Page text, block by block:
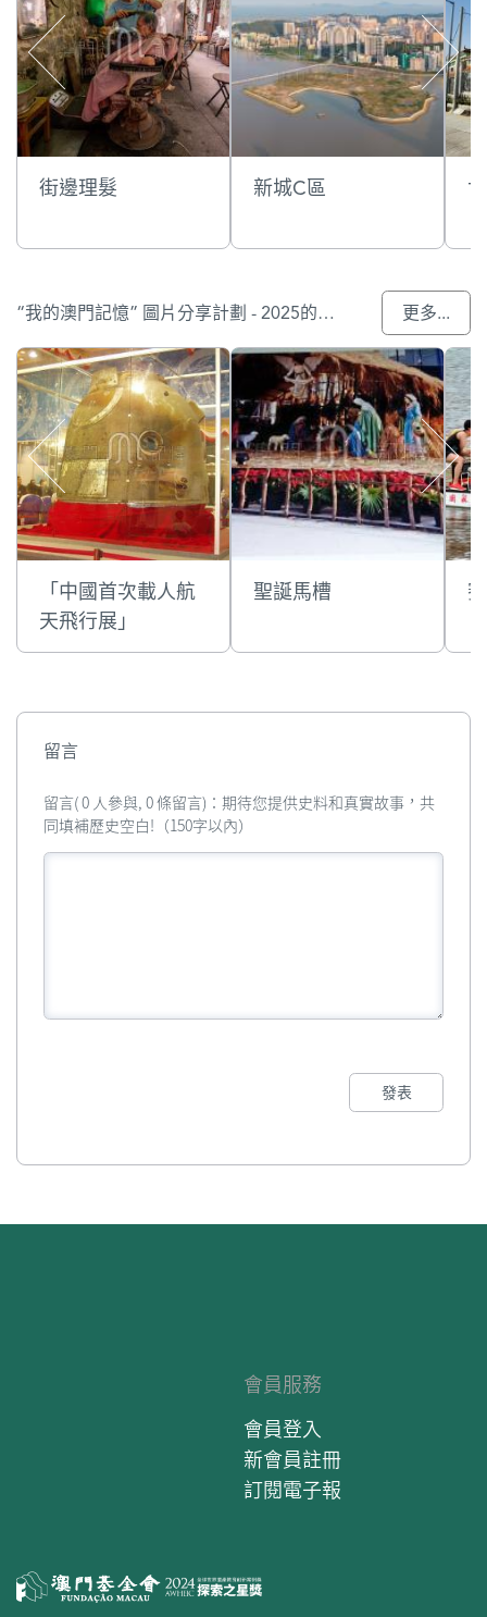
街邊理髮 新城C區
“我的澳門記憶” 圖片分享計劃 - 2025的參與作品 更多...
「中國首次載人航
天飛行展」
聖誕馬槽
留言
留言( 0 人參與, 0 條留言)：期待您提供史料和真實故事，共
同填補歷史空白!（150字以內）
發表
會員服務
會員登入
新會員註冊
訂閱電子報